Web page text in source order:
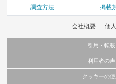
調査方法 掲載
会社概要 個
引用・転
当サイトで公開されている情報（文字、写
これらの情報を権利者の許可なく無断転載
利用者の
当サイトに掲載している内容はすべてサー
クッキーの